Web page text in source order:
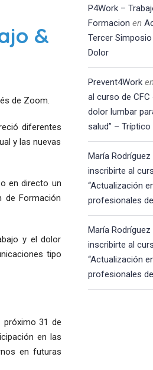
&
de Zoom.
diferentes
y las nuevas
en directo un
de Formación
y el dolor
tipo
próximo 31 de
en las
en futuras
P4Work –
Formacion en
Tercer
Dolor
Prevent4Worken
al curso de CFC
dolor lumbar
salud” – Tríptico
María Rodríguez
inscribirte al
“Actualización
profesionales
María Rodríguez
inscribirte al
“Actualización
profesionales